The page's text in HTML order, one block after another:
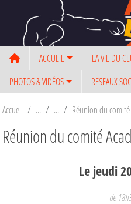
ACCUEIL LA VIE DU
PHOTOS & VIDÉOS
RESEAUX
Accueil Réunion du
Réunion du comité
Lejeudi
de
Panneau de gestion des cookies